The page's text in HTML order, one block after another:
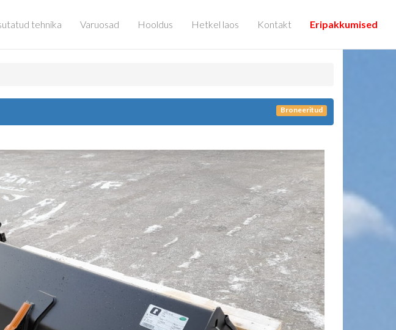
tehnika Varuosad Hooldus Hetkel laos Kontakt Eripakkumised
Broneeritud